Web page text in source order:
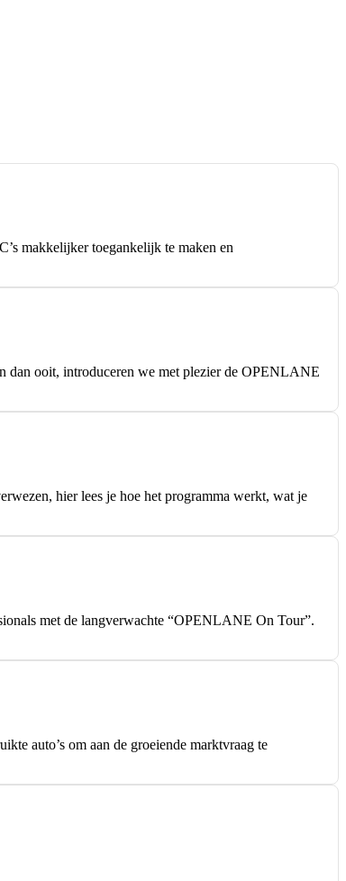
makkelijker toegankelijk te maken en
dan ooit, introduceren we met plezier de OPENLANE
hier lees je hoe het programma werkt, wat je
met de langverwachte “OPENLANE On Tour”.
auto’s om aan de groeiende marktvraag te